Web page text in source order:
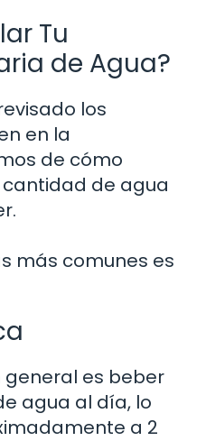
Tu
de Agua?
los
en la
de cómo
de agua
más comunes es
es beber
agua al día, lo
a 2